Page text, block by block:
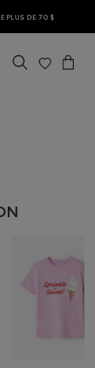
PLUS DE 70 $